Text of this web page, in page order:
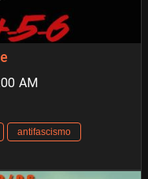
AM
antifascismo